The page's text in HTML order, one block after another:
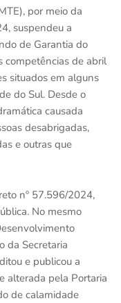
por meio da
suspendeu a
de Garantia do
competências de abril
situados em alguns
do Sul. Desde o
causada
desabrigadas,
e outras que
nº 57.596/2024,
No mesmo
da Secretaria
e publicou a
alterada pela Portaria
de calamidade